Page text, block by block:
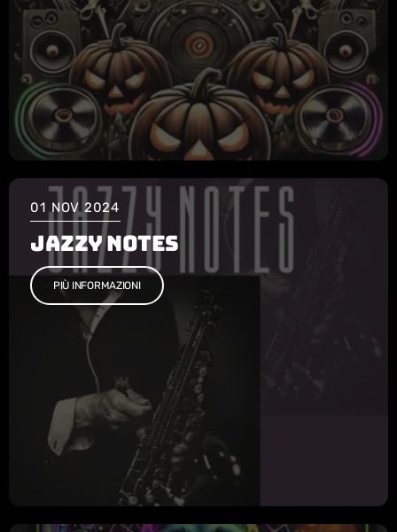
01 NOV 2024
JAZZY NOTES
PIÙ INFORMAZIONI